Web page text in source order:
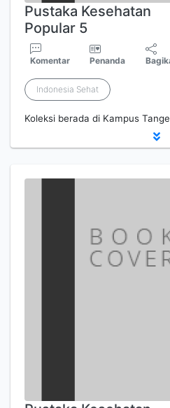
Pustaka Kesehatan
Popular 5
Komentar Penanda
Indonesia Sehat
Koleksi berada di Kampus